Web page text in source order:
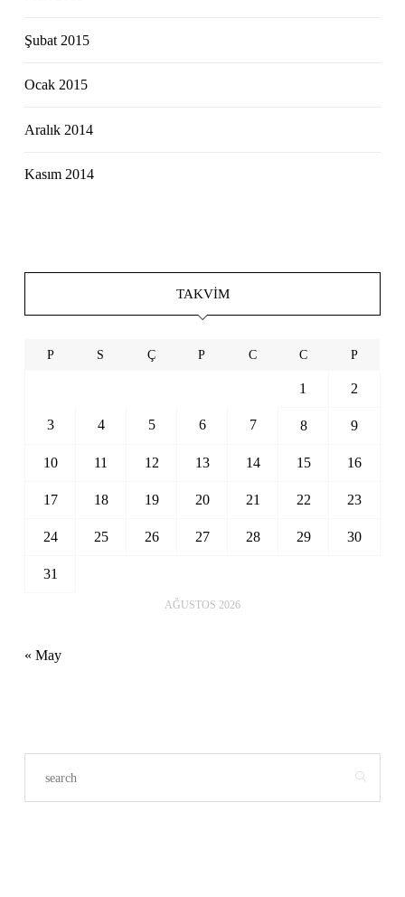
Şubat 2015
Ocak 2015
Aralık 2014
Kasım 2014
TAKVIM
AĞUSTOS 2026
P S Ç P C C P
1 2
3 4 5 6 7 8 9
10 11 12 13 14 15 16
17 18 19 20 21 22 23
24 25 26 27 28 29 30
31
« May